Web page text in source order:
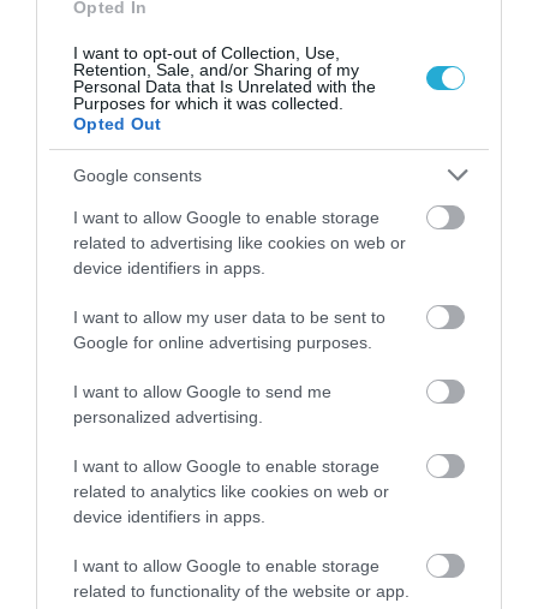
Opted In
I want to opt-out of Collection, Use,
Retention, Sale, and/or Sharing of my
Personal Data that Is Unrelated with the
Purposes for which it was collected.
Opted Out
Google consents
I want to allow Google to enable storage
related to advertising like cookies on web or
device identifiers in apps.
I want to allow my user data to be sent to
Google for online advertising purposes.
I want to allow Google to send me
personalized advertising.
I want to allow Google to enable storage
related to analytics like cookies on web or
device identifiers in apps.
I want to allow Google to enable storage
related to functionality of the website or app.
01.08.2026 12:11
Ξυπνάτε και σέρνεστε από την κούραση;
8+1 απλές κινήσεις για περισσότερη
31.07.2026 15:11